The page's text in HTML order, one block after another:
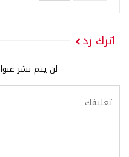
اترك رد
لن يتم نشر